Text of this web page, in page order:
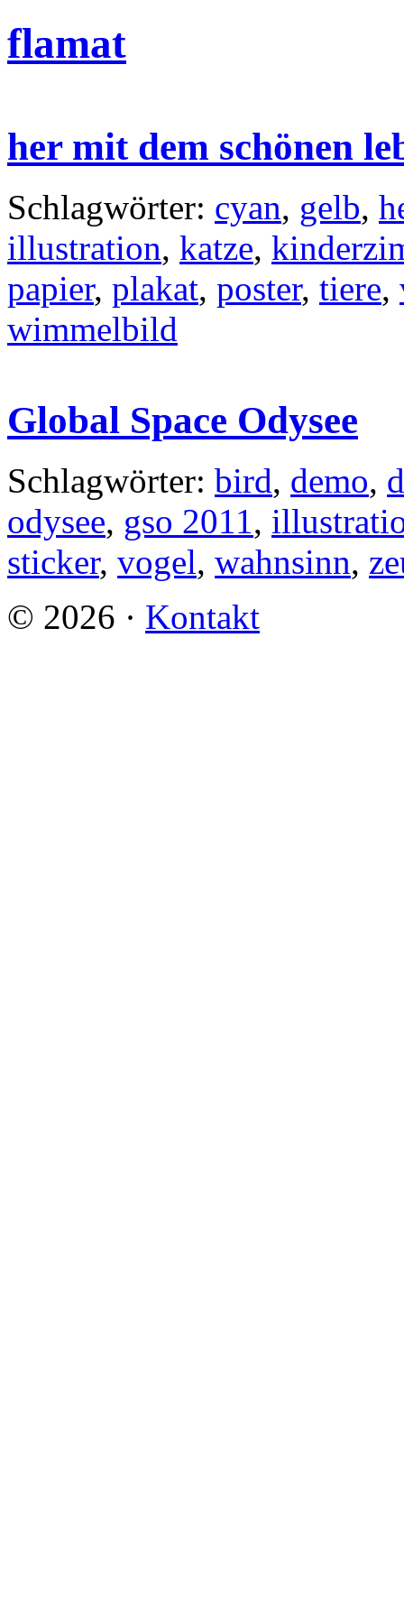
flamat
her mit dem schönen
Schlagwörter: cyan, gelb,
illustration, katze,
papier, plakat, poster, tiere,
wimmelbild
Global Space Odysee
Schlagwörter: bird, demo,
odysee, gso 2011,
sticker, vogel, wahnsinn,
© 2026 · Kontakt